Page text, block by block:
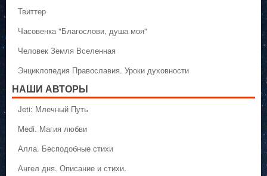
Твиттер
Часовенка "Благослови, душа моя"
Человек Земля Вселенная
Энциклопедия Православия. Уроки духовности
НАШИ АВТОРЫ
Jeti: Млечный Путь
Medi. Магия любви
Алла. Бесподобные стихи
Ангел дня. Описание и стихи.